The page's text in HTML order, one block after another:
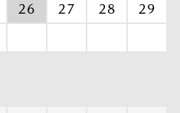
26 27 28
29